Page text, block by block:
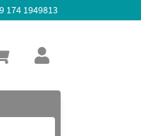
174 1949813